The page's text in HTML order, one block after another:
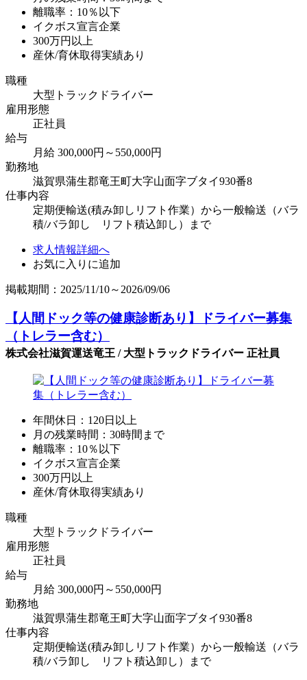
離職率：10％以下
イクボス宣言企業
300万円以上
産休/育休取得実績あり
職種
大型トラックドライバー
雇用形態
正社員
給与
月給 300,000円～550,000円
勤務地
滋賀県蒲生郡竜王町大字山面字ブタイ930番8
仕事内容
定期便輸送(積み卸しリフト作業）から一般輸送（バラ
積/バラ卸し リフト積込卸し）まで
求人情報詳細へ
お気に入りに追加
掲載期間：2025/11/10～2026/09/06
【人間ドック等の健康診断あり】ドライバー募集
（トレラー含む）
株式会社滋賀運送竜王 / 大型トラックドライバー 正社員
年間休日：120日以上
月の残業時間：30時間まで
離職率：10％以下
イクボス宣言企業
300万円以上
産休/育休取得実績あり
職種
大型トラックドライバー
雇用形態
正社員
給与
月給 300,000円～550,000円
勤務地
滋賀県蒲生郡竜王町大字山面字ブタイ930番8
仕事内容
定期便輸送(積み卸しリフト作業）から一般輸送（バラ
積/バラ卸し リフト積込卸し）まで